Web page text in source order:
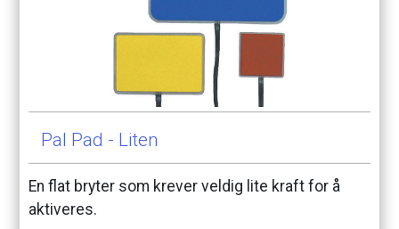
Pal Pad - Liten
En flat bryter som krever veldig lite kraft for å
aktiveres.